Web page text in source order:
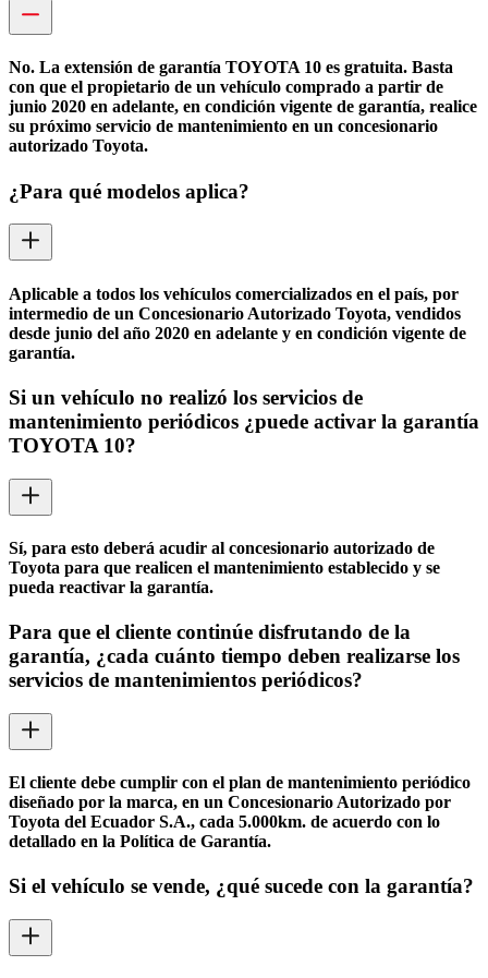
No. La extensión de garantía TOYOTA 10 es gratuita. Basta
con que el propietario de un vehículo comprado a partir de
junio 2020 en adelante, en condición vigente de garantía, realice
su próximo servicio de mantenimiento en un concesionario
autorizado Toyota.
¿Para qué modelos aplica?
Aplicable a todos los vehículos comercializados en el país, por
intermedio de un Concesionario Autorizado Toyota, vendidos
desde junio del año 2020 en adelante y en condición vigente de
garantía.
Si un vehículo no realizó los servicios de
mantenimiento periódicos ¿puede activar la garantía
TOYOTA 10?
Sí, para esto deberá acudir al concesionario autorizado de
Toyota para que realicen el mantenimiento establecido y se
pueda reactivar la garantía.
Para que el cliente continúe disfrutando de la
garantía, ¿cada cuánto tiempo deben realizarse los
servicios de mantenimientos periódicos?
El cliente debe cumplir con el plan de mantenimiento periódico
diseñado por la marca, en un Concesionario Autorizado por
Toyota del Ecuador S.A., cada 5.000km. de acuerdo con lo
detallado en la Política de Garantía.
Si el vehículo se vende, ¿qué sucede con la garantía?